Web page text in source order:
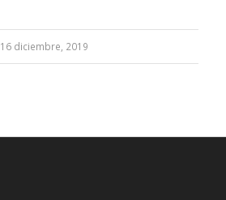
16 diciembre, 2019